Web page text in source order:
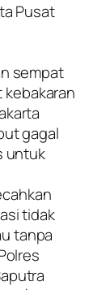
Pusat
sempat
kebakaran
gagal
untuk
tidak
tanpa